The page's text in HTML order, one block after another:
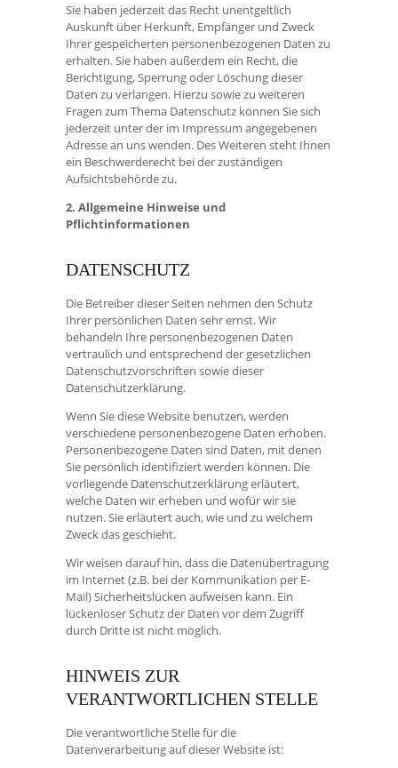
Sie haben jederzeit das Recht unentgeltlich
Auskunft über Herkunft, Empfänger und Zweck
Ihrer gespeicherten personenbezogenen Daten zu
erhalten. Sie haben außerdem ein Recht, die
Berichtigung, Sperrung oder Löschung dieser
Daten zu verlangen. Hierzu sowie zu weiteren
Fragen zum Thema Datenschutz können Sie sich
jederzeit unter der im Impressum angegebenen
Adresse an uns wenden. Des Weiteren steht Ihnen
ein Beschwerderecht bei der zuständigen
Aufsichtsbehörde zu.
2. Allgemeine Hinweise und
Pflichtinformationen
DATENSCHUTZ
Die Betreiber dieser Seiten nehmen den Schutz
Ihrer persönlichen Daten sehr ernst. Wir
behandeln Ihre personenbezogenen Daten
vertraulich und entsprechend der gesetzlichen
Datenschutzvorschriften sowie dieser
Datenschutzerklärung.
Wenn Sie diese Website benutzen, werden
verschiedene personenbezogene Daten erhoben.
Personenbezogene Daten sind Daten, mit denen
Sie persönlich identifiziert werden können. Die
vorliegende Datenschutzerklärung erläutert,
welche Daten wir erheben und wofür wir sie
nutzen. Sie erläutert auch, wie und zu welchem
Zweck das geschieht.
Wir weisen darauf hin, dass die Datenübertragung
im Internet (z.B. bei der Kommunikation per E-
Mail) Sicherheitslücken aufweisen kann. Ein
lückenloser Schutz der Daten vor dem Zugriff
durch Dritte ist nicht möglich.
HINWEIS ZUR
VERANTWORTLICHEN STELLE
Die verantwortliche Stelle für die
Datenverarbeitung auf dieser Website ist: